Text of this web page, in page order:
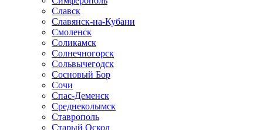
Славск
Славянск-на-Кубани
Смоленск
Соликамск
Солнечногорск
Сольвычегодск
Сосновый Бор
Сочи
Спас-Деменск
Среднеколымск
Ставрополь
Старый Оскол